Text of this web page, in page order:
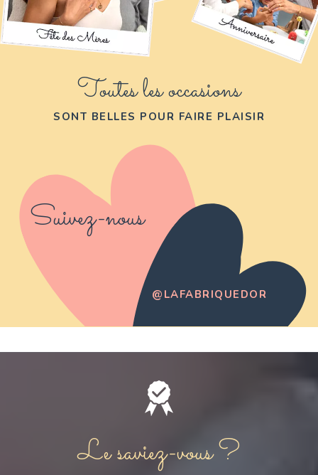
Toutes les occasions
SONT BELLES POUR FAIRE PLAISIR
Suivez-nous
@LAFABRIQUEDOR
Le saviez-vous ?